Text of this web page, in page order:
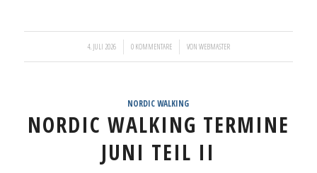
4. JULI 2026 0 KOMMENTARE
/ VON WEBMASTER
NORDIC WALKING
NORDIC WALKING TERMINE
JUNI TEIL II